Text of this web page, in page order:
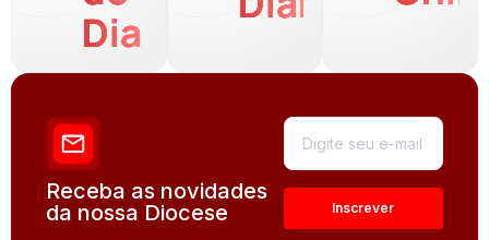
Dia
Receba as novidades
da nossa Diocese